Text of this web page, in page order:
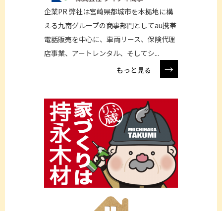
企業PR 弊社は宮崎県都城市を本拠地に構
える九南グループの商事部門としてau携帯
電話販売を中心に、車両リース、保険代理
店事業、アートレンタル、そしてシ...
もっと見る
→